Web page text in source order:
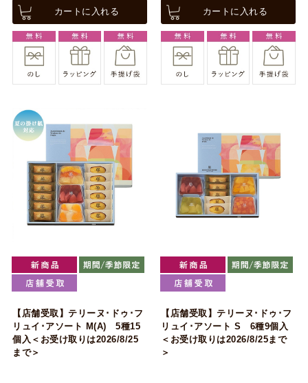
カートに入れる カートに入れる
【店舗受取】テリーヌ･ドゥ･フ
リュイ･アソート M(A) 5種15
個入＜お受け取りは2026/8/25
まで＞
【店舗受取】テリーヌ･ドゥ･フ
リュイ･アソート S 6種9個入
＜お受け取りは2026/8/25まで
＞